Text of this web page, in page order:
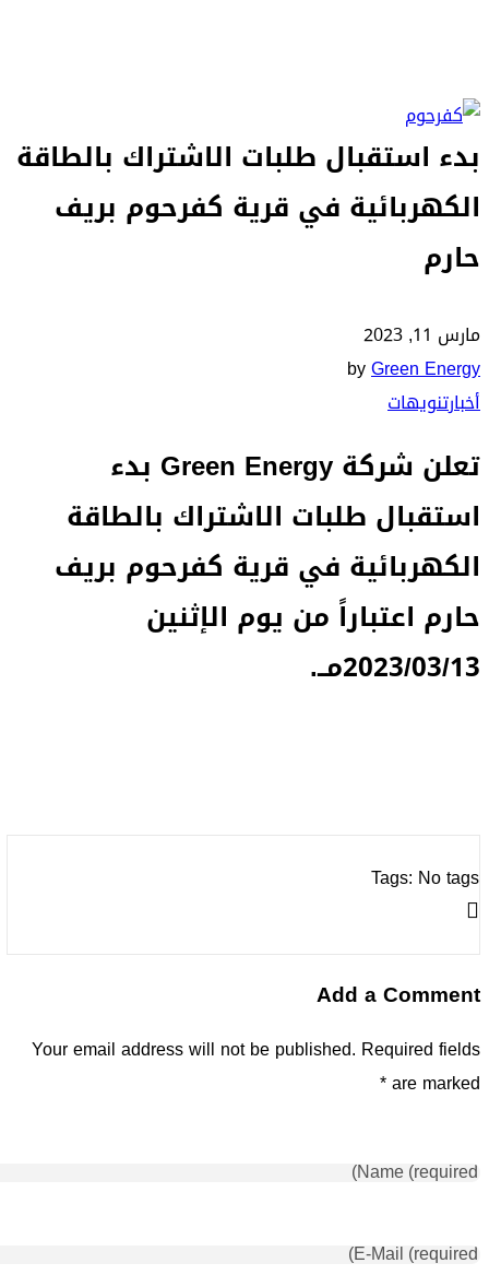
بدء استقبال طلبات الاشتراك بالطاقة
الكهربائية في قرية كفرحوم بريف
حارم
مارس 11, 2023
byGreen Energy
أخبارتنويهات
تعلن شركة Green Energy بدء
استقبال طلبات الاشتراك بالطاقة
الكهربائية في قرية كفرحوم بريف
حارم اعتباراً من يوم الإثنين
2023/03/13مــ.
Tags: No tags
Add a Comment
Your email address will not be published. Required fields
are marked *